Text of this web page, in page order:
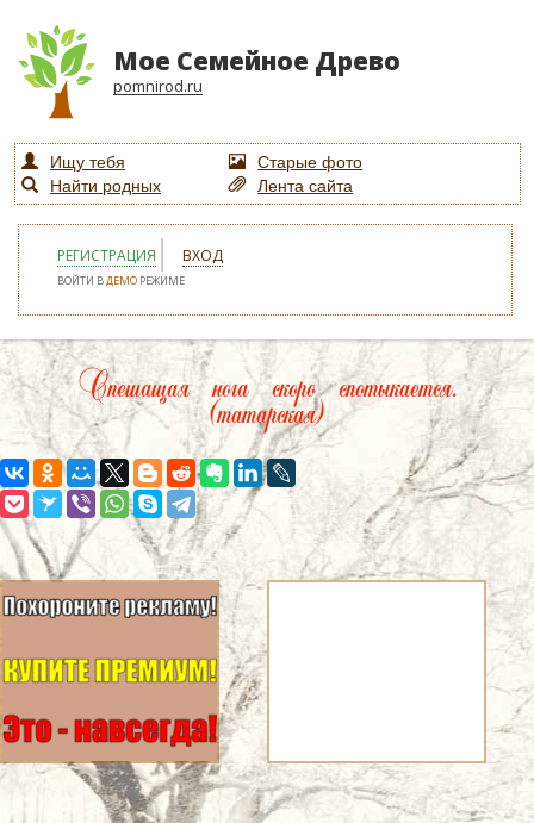
Мое Семейное Древо
pomnirod.ru
Ищу тебя
Старые фото
Найти родных
Лента сайта
РЕГИСТРАЦИЯ ВХОД
ВОЙТИ ВДЕМО РЕЖИМЕ
Спешащая нога скоро спотыкается.
(татарская)